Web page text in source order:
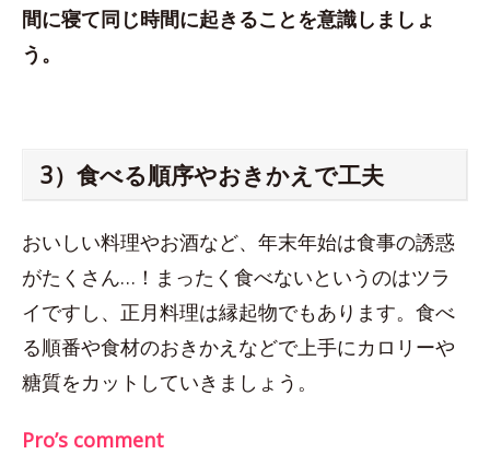
間に寝て同じ時間に起きることを意識しましょ
う。
3）食べる順序やおきかえで工夫
おいしい料理やお酒など、年末年始は食事の誘惑
がたくさん…！まったく食べないというのはツラ
イですし、正月料理は縁起物でもあります。食べ
る順番や食材のおきかえなどで上手にカロリーや
糖質をカットしていきましょう。
Pro’s comment